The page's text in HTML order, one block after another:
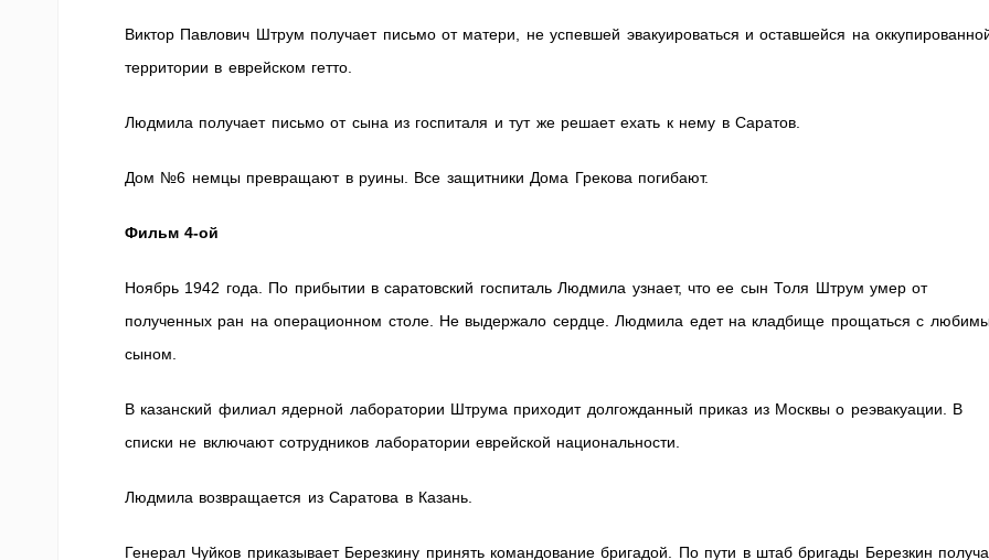
Виктор Павлович Штрум получает письмо от матери, не успевшей эвакуироваться и оставшейся на
территории в еврейском гетто.
Людмила получает письмо от сына из госпиталя и тут же решает ехать к нему в Саратов.
Дом №6 немцы превращают в руины. Все защитники Дома Грекова погибают.
Фильм 4-ой
Ноябрь 1942 года. По прибытии в саратовский госпиталь Людмила узнает, что ее сын Толя Штрум умер от
полученных ран на операционном столе. Не выдержало сердце. Людмила едет на кладбище прощаться с
сыном.
В казанский филиал ядерной лаборатории Штрума приходит долгожданный приказ из Москвы о реэвакуации. В
списки не включают сотрудников лаборатории еврейской национальности.
Людмила возвращается из Саратова в Казань.
Генерал Чуйков приказывает Березкину принять командование бригадой. По пути в штаб бригады Березкин